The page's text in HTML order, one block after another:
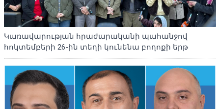
Կառավարության հրաժարականի պահանջով
հոկտեմբերի 26-ին տեղի կունենա բողոքի երթ